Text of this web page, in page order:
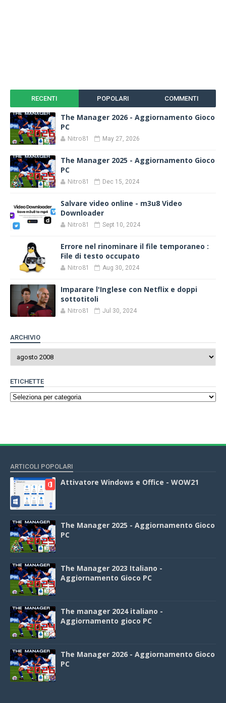
RECENTI POPOLARI COMMENTI
The Manager 2026 - Aggiornamento Gioco
PC
Nitro81 May 27, 2026
The Manager 2025 - Aggiornamento Gioco
PC
Nitro81 Dec 15, 2024
Salvare video online - m3u8 Video
Downloader
Nitro81 Sept 10, 2024
Errore nel rinominare il file temporaneo :
File di testo occupato
Nitro81 Aug 30, 2024
Imparare l'Inglese con Netflix e doppi
sottotitoli
Nitro81 Jul 30, 2024
ARCHIVIO
ETICHETTE
ARTICOLI POPOLARI
Attivatore Windows e Office - WOW21
The Manager 2025 - Aggiornamento Gioco
PC
The Manager 2023 Italiano -
Aggiornamento Gioco PC
The manager 2024 italiano -
Aggiornamento gioco PC
The Manager 2026 - Aggiornamento Gioco
PC